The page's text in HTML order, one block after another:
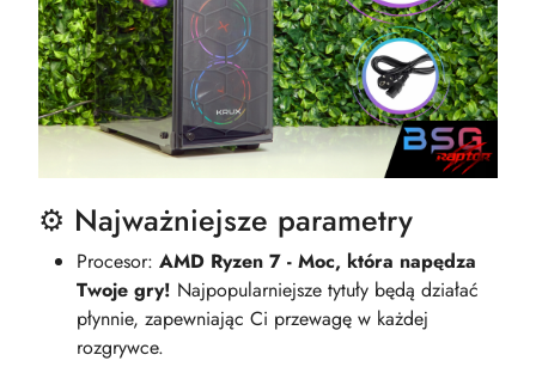
⚙️ Najważniejsze parametry
Procesor: AMD Ryzen 7 - Moc, która napędza
Twoje gry! Najpopularniejsze tytuły będą działać
płynnie, zapewniając Ci przewagę w każdej
rozgrywce.